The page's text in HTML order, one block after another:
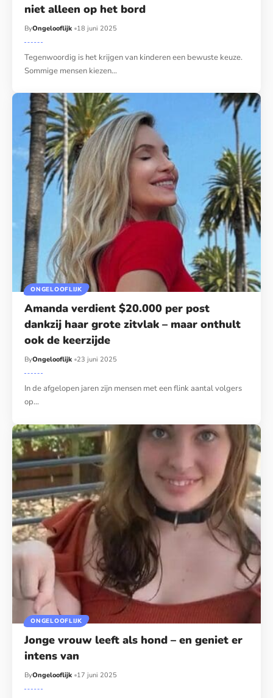
niet alleen op het bord
ByOngelooflijk 18 juni 2025
Tegenwoordig is het krijgen van kinderen een bewuste keuze.
Sommige mensen kiezen…
ONGELOOFLIJK
Amanda verdient $20.000 per post
dankzij haar grote zitvlak – maar onthult
ook de keerzijde
ByOngelooflijk 23 juni 2025
In de afgelopen jaren zijn mensen met een flink aantal volgers
op…
ONGELOOFLIJK
Jonge vrouw leeft als hond – en geniet er
intens van
ByOngelooflijk 17 juni 2025